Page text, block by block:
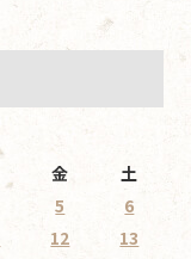
金
土
5
6
12
13